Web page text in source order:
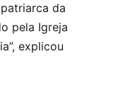
da
pela Igreja
explicou